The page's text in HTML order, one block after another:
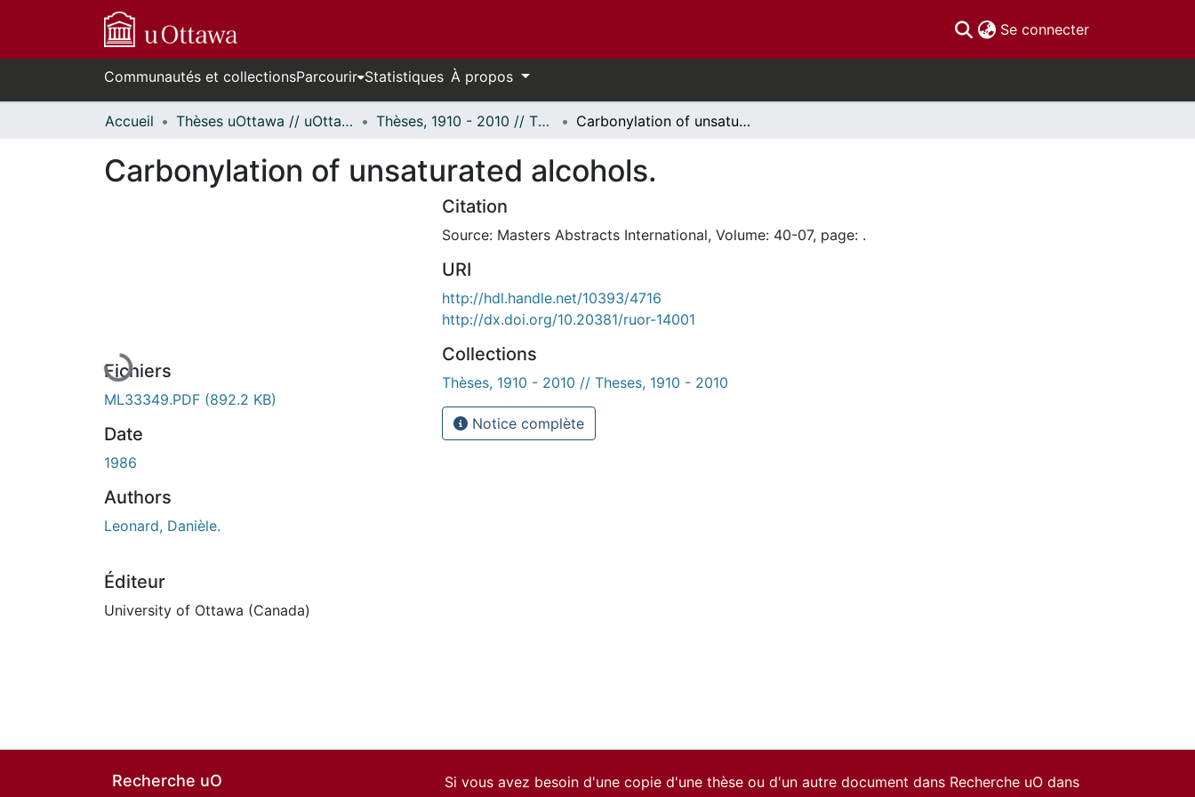
Se connecter(current)
Communautés et collectionsParcourir Statistiques À propos
Accueil Thèses uOttawa // uOttawa Theses Thèses, 1910 - 2010 // Theses, 1910 - 2010 Carbonylation of unsaturated alcohols.
Carbonylation of unsaturated alcohols.
En cours de chargement...
Fichiers
ML33349.PDF (892.2 KB)
Date
1986
Authors
Leonard, Danièle.
Éditeur
University of Ottawa (Canada)
Citation
Source: Masters Abstracts International, Volume: 40-07, page: .
URI
http://hdl.handle.net/10393/4716
http://dx.doi.org/10.20381/ruor-14001
Collections
Thèses, 1910 - 2010 // Theses, 1910 - 2010
Notice complète
Recherche uO
Si vous avez besoin d'une copie d'une thèse ou d'un autre document dans Recherche uO dans